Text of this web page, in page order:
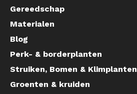
Gereedschap
Materialen
Blog
Perk- & borderplanten
Struiken, Bomen & Klimplanten
Groenten & kruiden